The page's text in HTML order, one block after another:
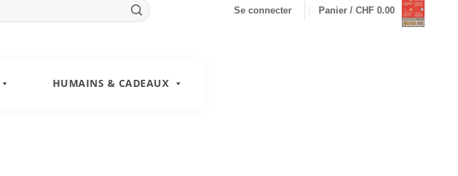
Se connecter Panier / CHF 0.00
HUMAINS & CADEAUX